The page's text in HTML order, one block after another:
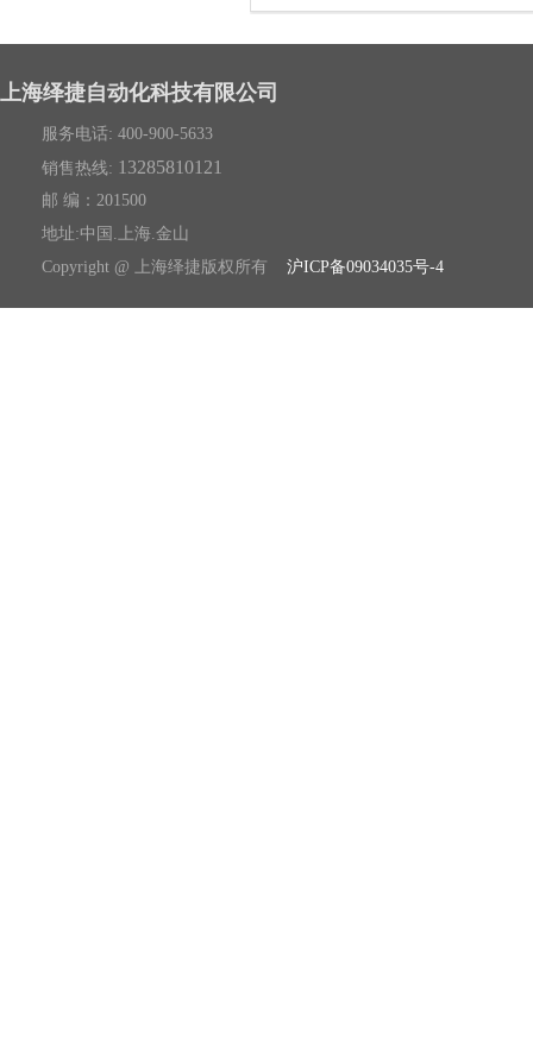
上海绎捷自动化科技有限公司
服务电话: 400-900-5633
销售热线: 13285810121
邮 编：201500
地址:中国.上海.金山
Copyright @ 上海绎捷版权所有 沪ICP备09034035号-4